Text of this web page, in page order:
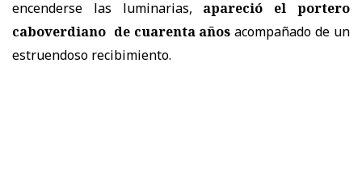
encenderse las luminarias, apareció el portero
caboverdiano de cuarenta años acompañado de un
estruendoso recibimiento.